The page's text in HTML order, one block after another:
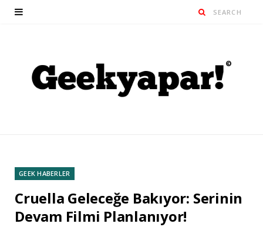
GEEK HABERLER
Cruella Geleceğe Bakıyor: Serinin
Devam Filmi Planlanıyor!